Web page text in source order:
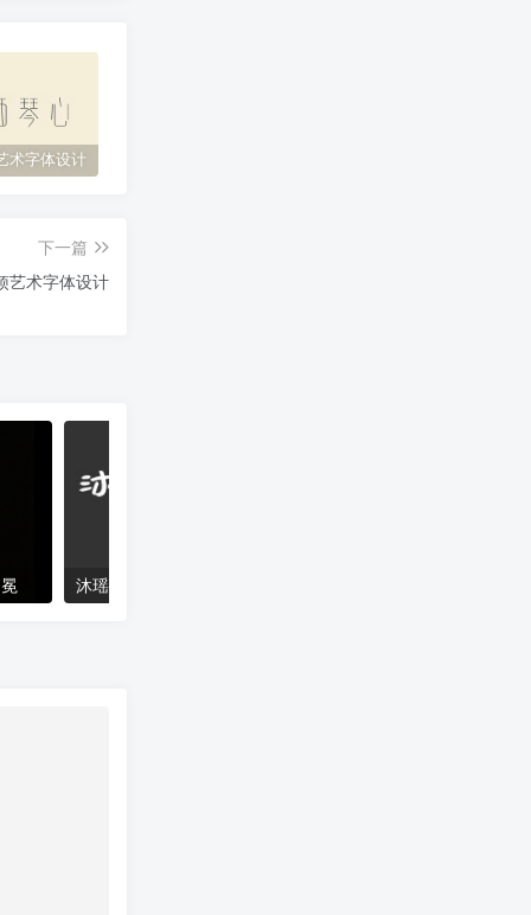
术字体设计
下一篇
艺术字体设计
沐瑶软笔手写体